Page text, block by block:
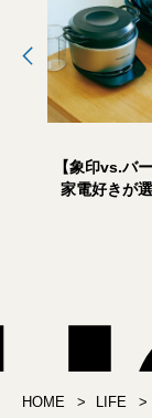
【象印vs.バ
家電好きが
HOME LIFE